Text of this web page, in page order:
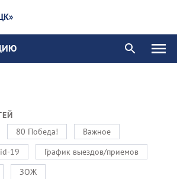
80 Победа!
Важное
19
График выездов/приемов
ЗОЖ